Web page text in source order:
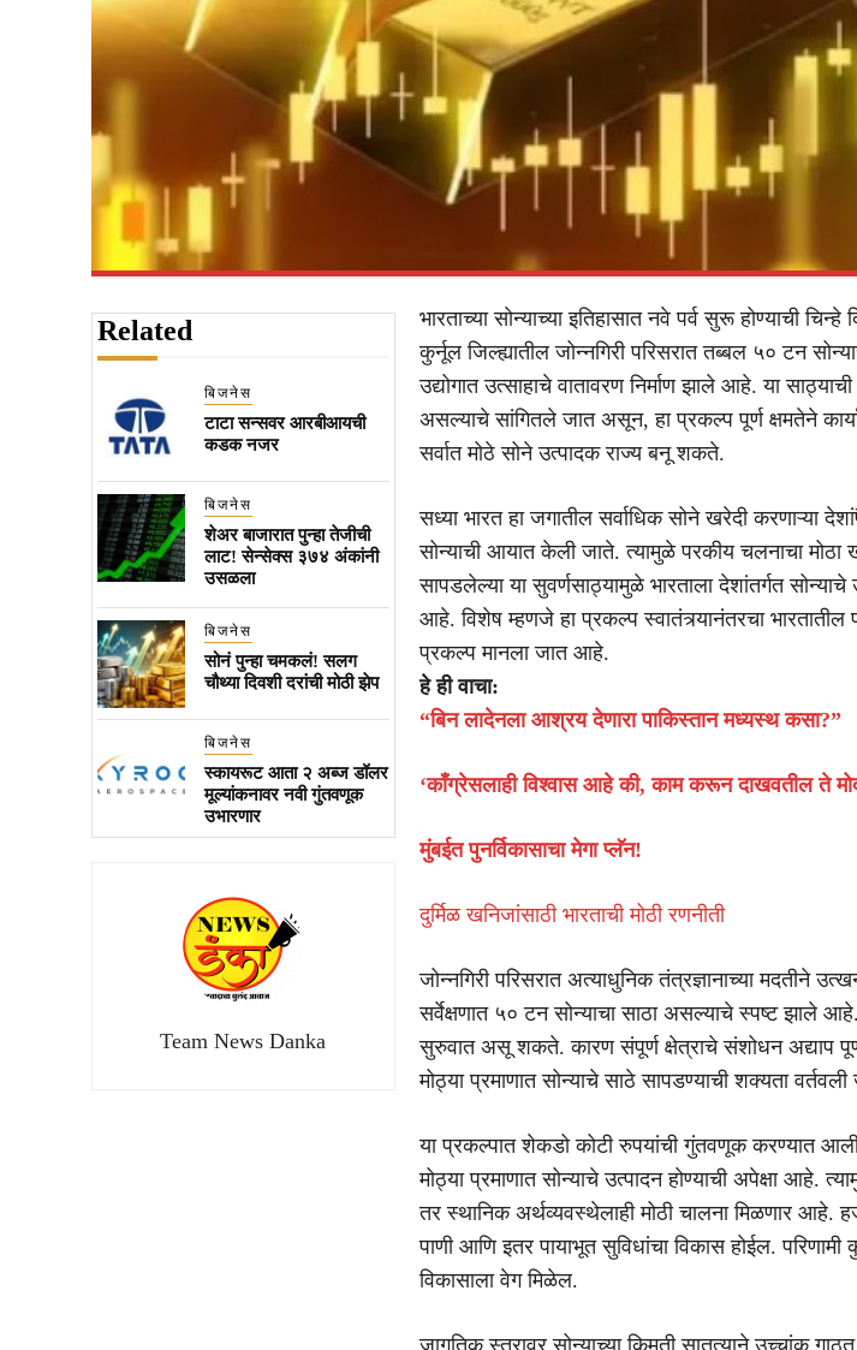
Related
बिजनेस
टाटा सन्सवर आरबीआयची
कडक नजर
बिजनेस
शेअर बाजारात पुन्हा तेजीची
लाट! सेन्सेक्स ३७४ अंकांनी
उसळला
बिजनेस
सोनं पुन्हा चमकलं! सलग
चौथ्या दिवशी दरांची मोठी झेप
बिजनेस
स्कायरूट आता २ अब्ज डॉलर
मूल्यांकनावर नवी गुंतवणूक
उभारणार
Team News Danka
भारताच्या सोन्याच्या इतिहासात नवे पर्व सुरू होण्याची
कुर्नूल जिल्ह्यातील जोन्नगिरी परिसरात तब्बल ५० टन
उद्योगात उत्साहाचे वातावरण निर्माण झाले आहे. या
असल्याचे सांगितले जात असून, हा प्रकल्प पूर्ण क्षमतेने
सर्वात मोठे सोने उत्पादक राज्य बनू शकते.
सध्या भारत हा जगातील सर्वाधिक सोने खरेदी करणाऱ्या
सोन्याची आयात केली जाते. त्यामुळे परकीय चलनाचा मोठा
सापडलेल्या या सुवर्णसाठ्यामुळे भारताला देशांतर्गत सोन्याचे
आहे. विशेष म्हणजे हा प्रकल्प स्वातंत्र्यानंतरचा भारतातील
प्रकल्प मानला जात आहे.
हे ही वाचा:
“बिन लादेनला आश्रय देणारा पाकिस्तान मध्यस्थ कसा?”
‘काँग्रेसलाही विश्वास आहे की, काम करून दाखवतील ते
मुंबईत पुनर्विकासाचा मेगा प्लॅन!
दुर्मिळ खनिजांसाठी भारताची मोठी रणनीती
जोन्नगिरी परिसरात अत्याधुनिक तंत्रज्ञानाच्या मदतीने
सर्वेक्षणात ५० टन सोन्याचा साठा असल्याचे स्पष्ट झाले
सुरुवात असू शकते. कारण संपूर्ण क्षेत्राचे संशोधन अद्याप
मोठ्या प्रमाणात सोन्याचे साठे सापडण्याची शक्यता
या प्रकल्पात शेकडो कोटी रुपयांची गुंतवणूक करण्यात
मोठ्या प्रमाणात सोन्याचे उत्पादन होण्याची अपेक्षा आहे.
तर स्थानिक अर्थव्यवस्थेलाही मोठी चालना मिळणार आहे.
पाणी आणि इतर पायाभूत सुविधांचा विकास होईल.
विकासाला वेग मिळेल.
जागतिक स्तरावर सोन्याच्या किमती सातत्याने उच्चांक